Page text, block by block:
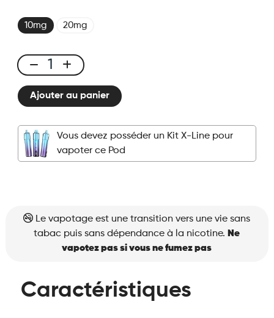
10mg 20mg
X-
LINE
-
Cassis
Energy
Bull
Ajouter au panier
Vous devez posséder un Kit X-Line pour
vapoter ce Pod
Le vapotage est une transition vers une vie sans
tabac puis sans dépendance à la nicotine. Ne
vapotez pas si vous ne fumez pas
Caractéristiques